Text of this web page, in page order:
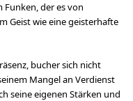
Funken, der es von
Geist wie eine geisterhafte
bucher sich nicht
Mangel an Verdienst
seine eigenen Stärken und